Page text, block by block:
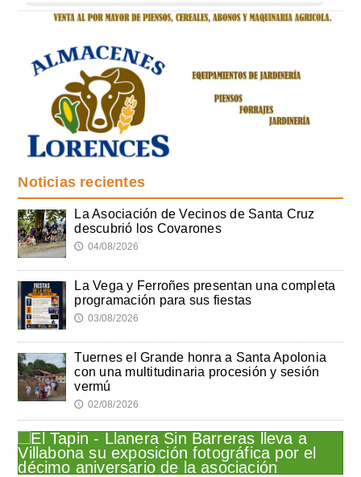
Noticias recientes
La Asociación de Vecinos de Santa Cruz
descubrió los Covarones
🕔 04/08/2026
La Vega y Ferroñes presentan una completa
programación para sus fiestas
🕔 03/08/2026
Tuernes el Grande honra a Santa Apolonia
con una multitudinaria procesión y sesión
vermú
🕔 02/08/2026